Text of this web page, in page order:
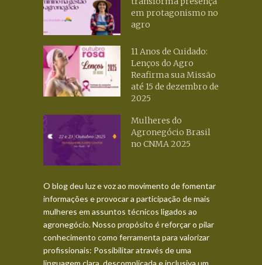
em protagonismo no
agro
11 Anos de Cuidado:
Lenços do Agro
Reafirma sua Missão
até 15 de dezembro de
2025
Mulheres do
Agronegócio Brasil
no CNMA 2025
O blog deu luz e voz ao movimento de fomentar
informações e provocar a participação de mais
mulheres em assuntos técnicos ligados ao
agronegócio. Nosso propósito é reforçar o pilar
conhecimento como ferramenta para valorizar
profissionais: Possibilitar através de uma